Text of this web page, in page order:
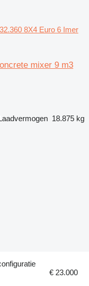
8X4 Euro 6 Imer
mixer 9 m3
18.875 kg
€ 23.000